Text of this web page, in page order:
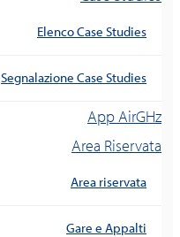
Elenco Case Studies
Segnalazione Case Studies
App AirGHz
Area Riservata
Area riservata
Gare e Appalti